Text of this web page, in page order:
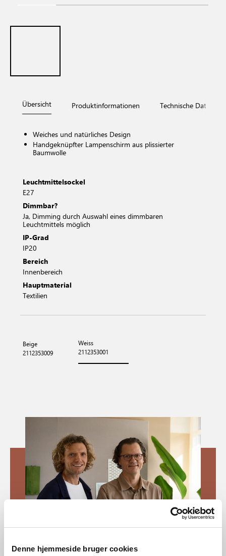
Denne hjemmeside bruger cookies
Übersicht Produktinformationen Technische Daten
Weiches und natürliches Design
Handgeknüpfter Lampenschirm aus plissierter
Baumwolle
Leuchtmittelsockel
E27
Dimmbar?
Ja, Dimming durch Auswahl eines dimmbaren
Leuchtmittels möglich
IP-Grad
IP20
Bereich
Innenbereich
Hauptmaterial
Textilien
Beige
2112353009
Weiss
2112353001